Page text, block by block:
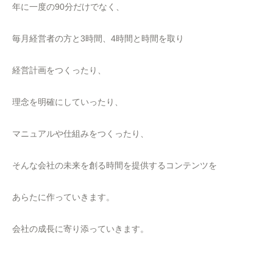
年に一度の90分だけでなく、
毎月経営者の方と3時間、4時間と時間を取り
経営計画をつくったり、
理念を明確にしていったり、
マニュアルや仕組みをつくったり、
そんな会社の未来を創る時間を提供するコンテンツを
あらたに作っていきます。
会社の成長に寄り添っていきます。